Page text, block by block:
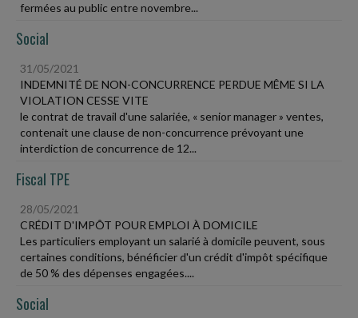
fermées au public entre novembre...
Social
31/05/2021
INDEMNITÉ DE NON-CONCURRENCE PERDUE MÊME SI LA
VIOLATION CESSE VITE
le contrat de travail d'une salariée, « senior manager » ventes,
contenait une clause de non-concurrence prévoyant une
interdiction de concurrence de 12...
Fiscal TPE
28/05/2021
CRÉDIT D'IMPÔT POUR EMPLOI À DOMICILE
Les particuliers employant un salarié à domicile peuvent, sous
certaines conditions, bénéficier d'un crédit d'impôt spécifique
de 50 % des dépenses engagées....
Social